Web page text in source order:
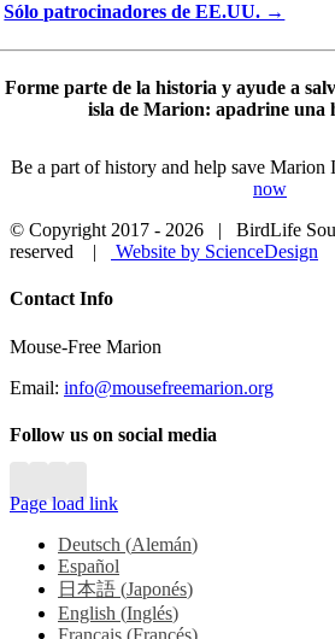
Sólo patrocinadores de EE.UU. →
Forme parte de la historia y ayude a
isla de Marion: apadrine una
Be a part of history and help save Marion
now
© Copyright 2017 - 2026 | BirdLife
reserved |
Website by ScienceDesign
Close
Bar
Contact Info
Mouse-Free Marion
Email: info@mousefreemarion.org
Follow us on social media
Page load link
Deutsch (Alemán)
Español
日本語 (Japonés)
English (Inglés)